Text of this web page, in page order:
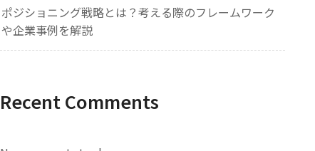
ポジショニング戦略とは？考える際のフレームワーク
や企業事例を解説
Recent Comments